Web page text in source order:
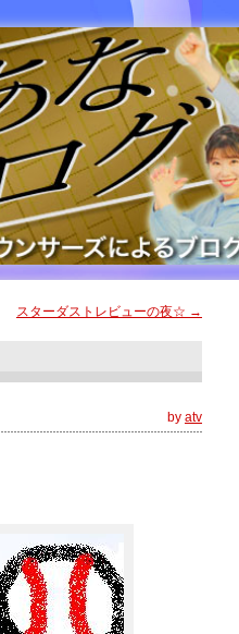
スターダストレビューの夜☆ →
by atv